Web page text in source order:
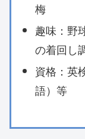
梅
趣味：野
の着回し
資格：英
語）等